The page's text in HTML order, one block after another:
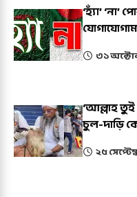
‘হ্যাঁ’
৩১
‘আল্লাহ
চুল-দাড়ি
২৫